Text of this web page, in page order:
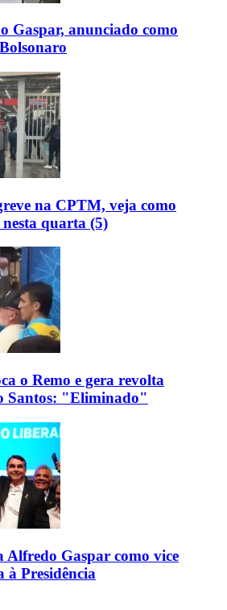
Gaspar, anunciado como
na CPTM, veja como
nesta quarta (5)
o Remo e gera revolta
Santos: "Eliminado"
Alfredo Gaspar como vice
à Presidência